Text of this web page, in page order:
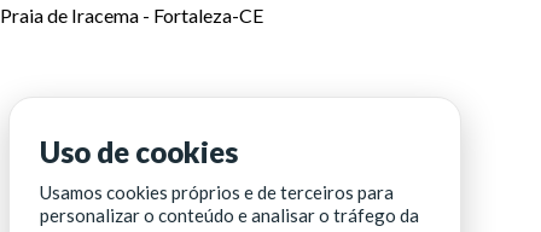
Praia de Iracema - Fortaleza-CE
Uso de cookies
Usamos cookies próprios e de terceiros para
personalizar o conteúdo e analisar o tráfego da